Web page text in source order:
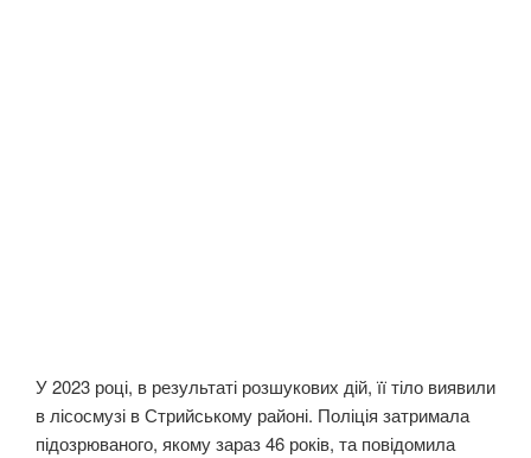
У 2023 році, в результаті розшукових дій, її тіло виявили
в лісосмузі в Стрийському районі. Поліція затримала
підозрюваного, якому зараз 46 років, та повідомила